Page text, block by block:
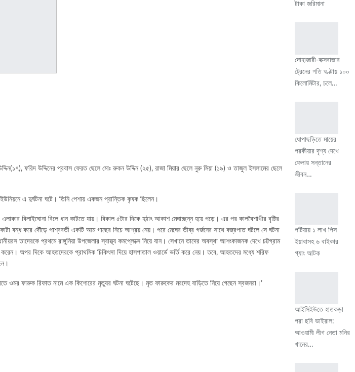
ফরিদ উদ্দিনের প্রবাস ফেরত ছেলে মোঃ রুকন উদ্দিন (২৫), রাজা মিয়ার ছেলে নুরু মিয়া (১৯) ও তাজুল ইসলামের ছেলে
এ দুর্ঘটনা ঘটে। তিনি পেশায় একজন প্রান্তিক কৃষক ছিলেন।
বিলাইঘোনা বিলে ধান কাটতে যায়। বিকাল ৫টার দিকে হঠাৎ আকাশ মেঘাচ্ছন্ন হয়ে পড়ে। এর পর কালবৈশাখীর বৃষ্টির
বন্ধ করে দৌঁড়ে পাশ্ববর্তী একটি আম গাছের নিচে আশ্রয় নেয়। পরে মেঘের তীব্র গর্জনের সাথে বজ্রপাত ঘটলে সে ঘটনা
তাদেরকে প্রথমে রাঙ্গুনিয়া উপজেলার স্বাস্থ্য কমপ্লেক্সে নিয়ে যান। সেখানে তাদের অবস্থা আশংকাজনক দেখে চট্টগ্রাম
অপর দিকে আহতদেরকে প্রাথমিক চিকিৎসা দিয়ে হাসপাতাল ওয়ার্ডে ভর্তি করে নেয়। তবে, আহতদের মধ্যে শরিফ
ওমর ফারুক রিফাত নামে এক কিশোরের মৃত্যুর ঘটনা ঘটেছে। মৃত ফারুকের মরদেহ বাড়িতে নিয়ে গেছেন স্বজনরা।’
টাকা জরিমানা
দোহাজারী-কক্সবাজার
ট্রেনের গতি ঘণ্টায় ১০০
কিলোমিটার, চলে…
ধোপাছড়িতে মায়ের
পরকীয়ার দৃশ্য দেখে
ফেলায় সন্তানের
জীবন…
পটিয়ায় ১ লাখ পিস
ইয়াবাসহ ৬ বাইকার
গ্যাং আটক
আইসিইউতে হাতকড়া
পরা ছবি ভাইরাল:
আওয়ামী লীগ নেতা মনির
খানের…